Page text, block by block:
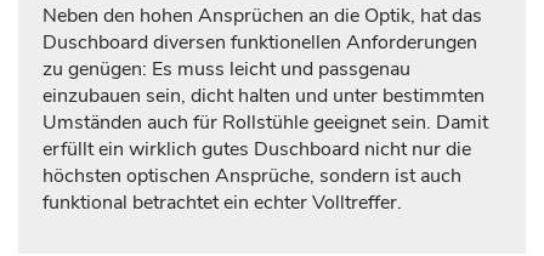
Neben den hohen Ansprüchen an die Optik, hat das
Duschboard diversen funktionellen Anforderungen
zu genügen: Es muss leicht und passgenau
einzubauen sein, dicht halten und unter bestimmten
Umständen auch für Rollstühle geeignet sein. Damit
erfüllt ein wirklich gutes Duschboard nicht nur die
höchsten optischen Ansprüche, sondern ist auch
funktional betrachtet ein echter Volltreffer.